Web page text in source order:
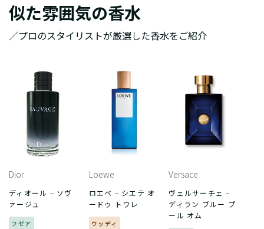
似た雰囲気の香水
／プロのスタイリストが厳選した香水をご紹介
Dior
ディオール – ソヴ
ァージュ
フゼア
Loewe
ロエベ – シエテ オ
ードゥ トワレ
ウッディ
Versace
ヴェルサーチェ –
ディラン ブルー プ
ール オム